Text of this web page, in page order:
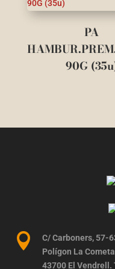
PA
90G

C/ Carboners, 57-
Polígon La Cometa
43700 El Vendrell.